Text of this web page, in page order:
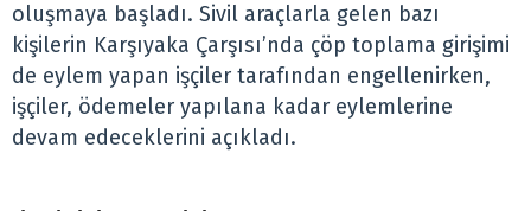
oluşmaya başladı. Sivil araçlarla gelen bazı
kişilerin Karşıyaka Çarşısı’nda çöp toplama girişimi
de eylem yapan işçiler tarafından engellenirken,
işçiler, ödemeler yapılana kadar eylemlerine
devam edeceklerini açıkladı.